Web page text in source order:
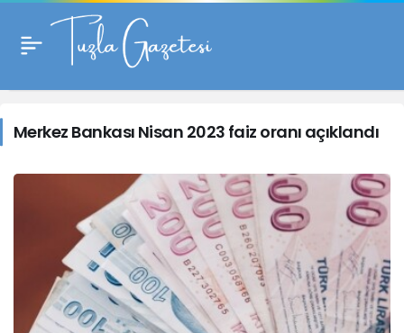
Merkez
Bankası
Nisan
2023
faiz
oranı
Merkez Bankası Nisan 2023 faiz oranı açıklandı